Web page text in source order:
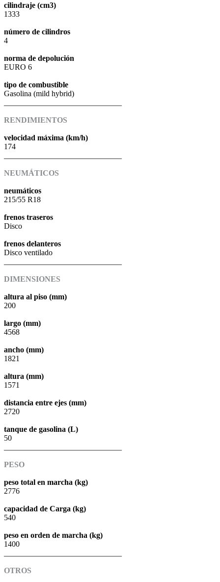
cilindraje (cm3)
1333
número de cilindros
4
norma de depolución
EURO 6
tipo de combustible
Gasolina (mild hybrid)
RENDIMIENTOS
velocidad máxima (km/h)
174
NEUMÁTICOS
neumáticos
215/55 R18
frenos traseros
Disco
frenos delanteros
Disco ventilado
DIMENSIONES
altura al piso (mm)
200
largo (mm)
4568
ancho (mm)
1821
altura (mm)
1571
distancia entre ejes (mm)
2720
tanque de gasolina (L)
50
PESO
peso total en marcha (kg)
2776
capacidad de Carga (kg)
540
peso en orden de marcha (kg)
1400
OTROS